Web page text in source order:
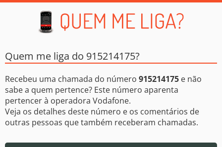
Quem me liga do 915214175?
Recebeu uma chamada do número 915214175 e não
sabe a quem pertence? Este número aparenta
pertencer à operadora Vodafone.
Veja os detalhes deste número e os comentários de
outras pessoas que também receberam chamadas.